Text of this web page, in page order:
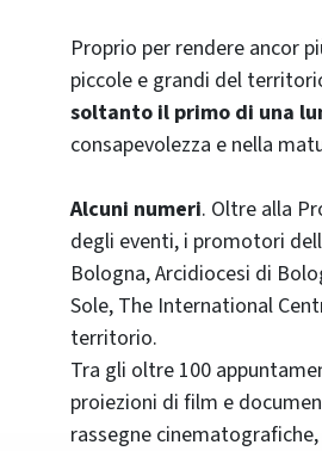
Proprio per rendere ancor
piccole e grandi del
soltanto il primo di una
consapevolezza e nella
Alcuni numeri. Oltre alla
degli eventi, i promotori
Bologna, Arcidiocesi di
Sole, The International
territorio.
Tra gli oltre 100
proiezioni di film e
rassegne